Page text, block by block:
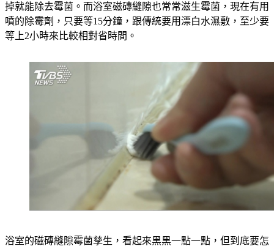
室裡的矽利康有專門的除霉劑，塗上去靜置3到5小時再用水沖
掉就能除去霉菌。而浴室磁磚縫隙也常常滋生霉菌，現在有用
噴的除霉劑，只要等15分鐘，跟傳統要用漂白水濕敷，至少要